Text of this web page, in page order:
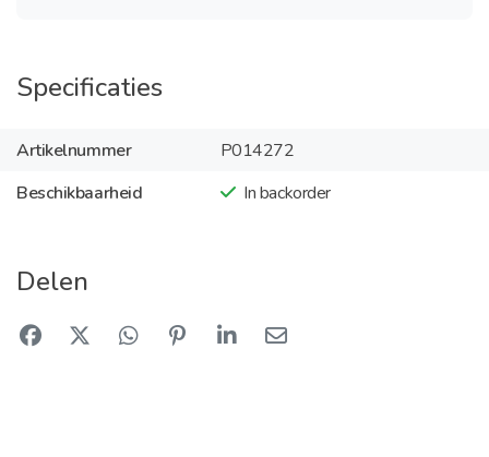
Specificaties
Artikelnummer
P014272
Beschikbaarheid
In backorder
Delen